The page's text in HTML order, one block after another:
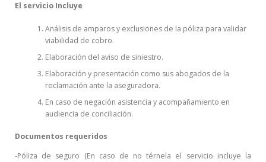
El servicio Incluye
Análisis de amparos y exclusiones de la póliza para validar
viabilidad de cobro.
Elaboración del aviso de siniestro.
Elaboración y presentación como sus abogados de la
reclamación ante la aseguradora.
En caso de negación asistencia y acompañamiento en
audiencia de conciliación.
Documentos requeridos
-Póliza de seguro (En caso de no térnela el servicio incluye la